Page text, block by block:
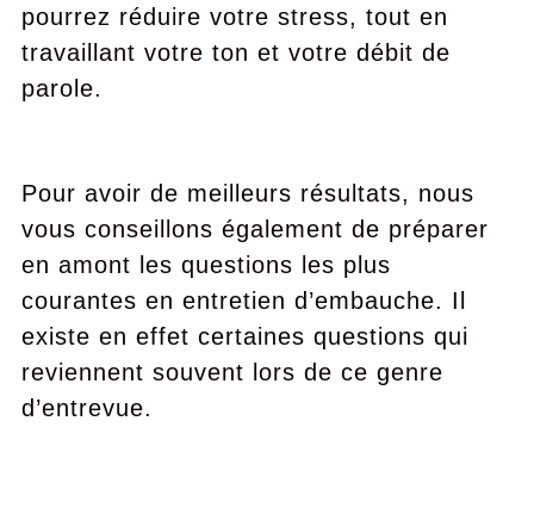
pourrez réduire votre stress, tout en
travaillant votre ton et votre débit de
parole.
Pour avoir de meilleurs résultats, nous
vous conseillons également de préparer
en amont les questions les plus
courantes en entretien d’embauche. Il
existe en effet certaines questions qui
reviennent souvent lors de ce genre
d’entrevue.